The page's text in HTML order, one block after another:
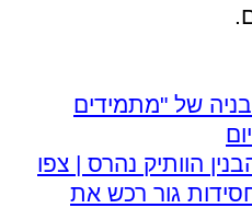
של "מתמידים
הוותיק נהרס | צפו
גור רכש את